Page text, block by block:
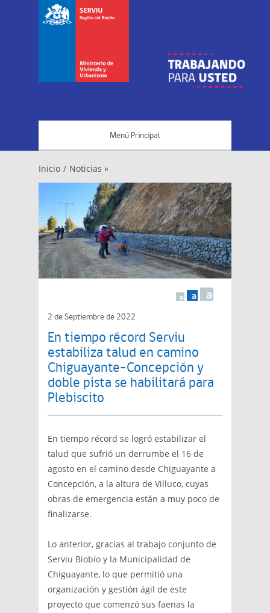
Menú Principal
Inicio / Noticias »
a a a
2 de Septiembre de 2022
En tiempo récord Serviu
estabiliza talud en camino
Chiguayante-Concepción y
doble pista se habilitará para
Plebiscito
En tiempo récord se logró estabilizar el
talud que sufrió un derrumbe el 16 de
agosto en el camino desde Chiguayante a
Concepción, a la altura de Villuco, cuyas
obras de emergencia están a muy poco de
finalizarse.
Lo anterior, gracias al trabajo conjunto de
Serviu Biobío y la Municipalidad de
Chiguayante, lo que permitió una
organización y gestión ágil de este
proyecto que comenzó sus faenas la